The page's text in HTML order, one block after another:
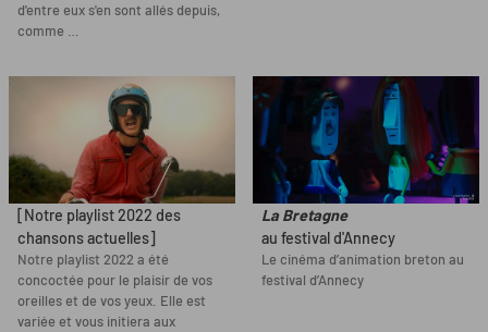
d'entre eux s'en sont allés depuis,
comme …
[Notre playlist 2022 des
chansons actuelles]
Notre playlist 2022 a été
concoctée pour le plaisir de vos
oreilles et de vos yeux. Elle est
variée et vous initiera aux
La Bretagne
au festival d'Annecy
Le cinéma d’animation breton au
festival d’Annecy